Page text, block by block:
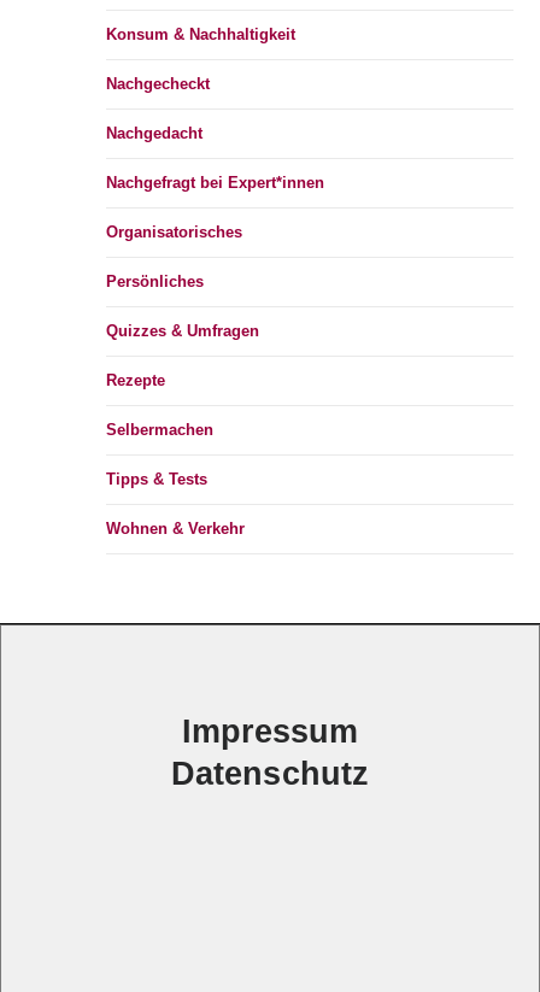
Konsum & Nachhaltigkeit
Nachgecheckt
Nachgedacht
Nachgefragt bei Expert*innen
Organisatorisches
Persönliches
Quizzes & Umfragen
Rezepte
Selbermachen
Tipps & Tests
Wohnen & Verkehr
Datenschutz
Impressum